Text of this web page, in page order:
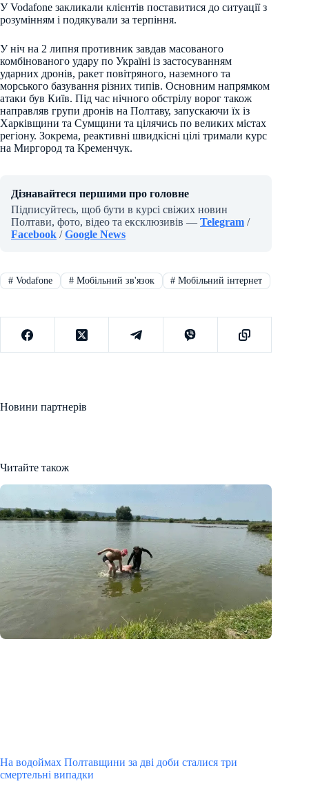
У Vodafone закликали клієнтів поставитися до ситуації з
розумінням і подякували за терпіння.
У ніч на 2 липня противник завдав масованого
комбінованого удару по Україні із застосуванням
ударних дронів, ракет повітряного, наземного та
морського базування різних типів. Основним напрямком
атаки був Київ. Під час нічного обстрілу ворог також
направляв групи дронів на Полтаву, запускаючи їх із
Харківщини та Сумщини та цілячись по великих містах
регіону. Зокрема, реактивні швидкісні цілі тримали курс
на Миргород та Кременчук.
Дізнавайтеся першими про головне
Підписуйтесь, щоб бути в курсі свіжих новин
Полтави, фото, відео та ексклюзивів — Telegram /
Facebook /Google News
#Vodafone #Мобільний зв'язок # Мобільний інтернет
Новини партнерів
Читайте також
На водоймах Полтавщини за дві доби сталися три
смертельні випадки